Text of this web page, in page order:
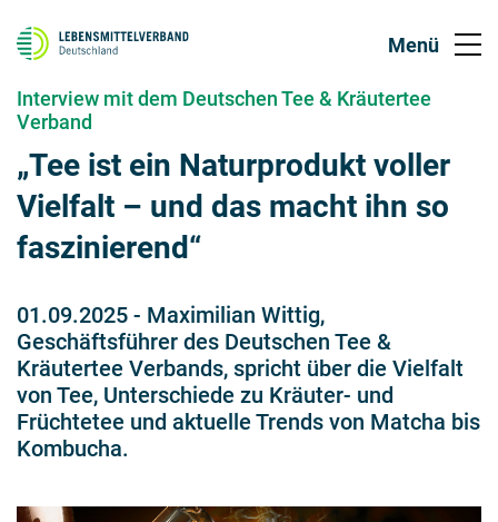
Interview mit dem Deutschen Tee & Kräutertee
Verband
„Tee ist ein Naturprodukt voller
Vielfalt – und das macht ihn so
faszinierend“
01.09.2025 - Maximilian Wittig,
Geschäftsführer des Deutschen Tee &
Kräutertee Verbands, spricht über die Vielfalt
von Tee, Unterschiede zu Kräuter- und
Früchtetee und aktuelle Trends von Matcha bis
Kombucha.